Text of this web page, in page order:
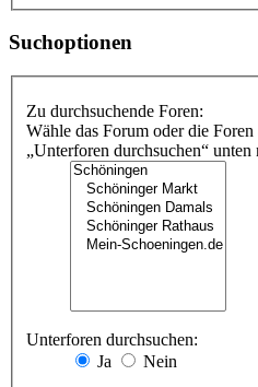
Suchoptionen
Zu durchsuchende Foren:
Wähle das Forum oder die
„Unterforen durchsuchen“
Unterforen durchsuchen:
Ja
Nein